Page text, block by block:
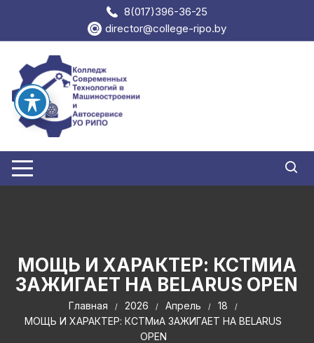
содержимому
8(017)396-36-25
director@college-ripo.by
МОЩЬ И ХАРАКТЕР: КСТМИА
ЗАЖИГАЕТ НА BELARUS OPEN
Главная 2026 Апрель
18
МОЩЬ И ХАРАКТЕР: КСТМиА ЗАЖИГАЕТ НА BELARUS
OPEN